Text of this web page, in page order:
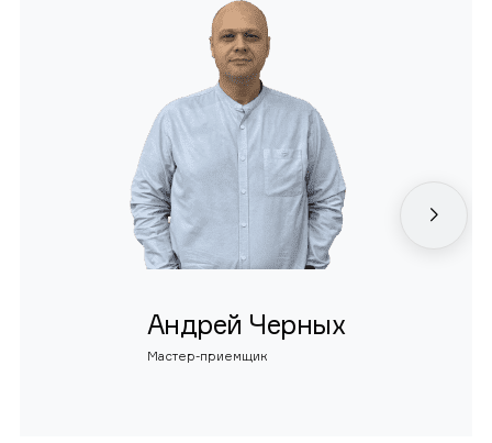
Андрей Черных
Мастер-приемщик